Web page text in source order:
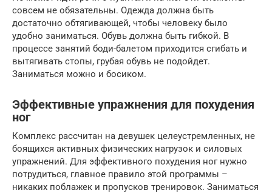
совсем не обязательны. Одежда должна быть
достаточно обтягивающей, чтобы человеку было
удобно заниматься. Обувь должна быть гибкой. В
процессе занятий боди-балетом приходится сгибать и
вытягивать стопы, грубая обувь не подойдет.
Заниматься можно и босиком.
Эффективные упражнения для похудения
ног
Комплекс рассчитан на девушек целеустремленных, не
боящихся активных физических нагрузок и силовых
упражнений. Для эффективного похудения ног нужно
потрудиться, главное правило этой программы –
никаких поблажек и пропусков тренировок. Заниматься